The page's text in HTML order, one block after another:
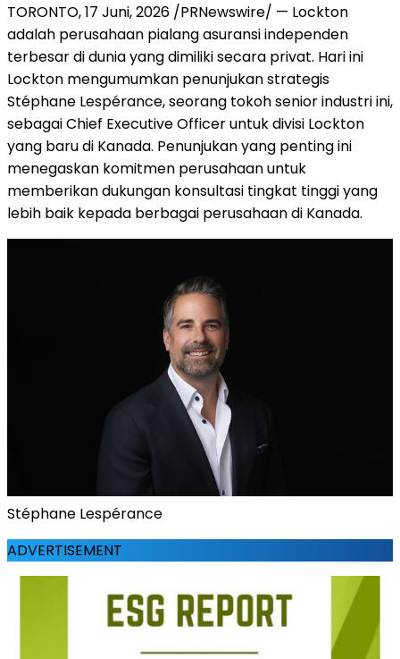
TORONTO,17 Juni, 2026 /PRNewswire/ — Lockton
adalah perusahaan pialang asuransi independen
terbesar di dunia yang dimiliki secara privat. Hari ini
Lockton mengumumkan penunjukan strategis
Stéphane Lespérance, seorang tokoh senior industri ini,
sebagai Chief Executive Officer untuk divisi Lockton
yang baru di Kanada. Penunjukan yang penting ini
menegaskan komitmen perusahaan untuk
memberikan dukungan konsultasi tingkat tinggi yang
lebih baik kepada berbagai perusahaan di Kanada.
Stéphane Lespérance
ADVERTISEMENT